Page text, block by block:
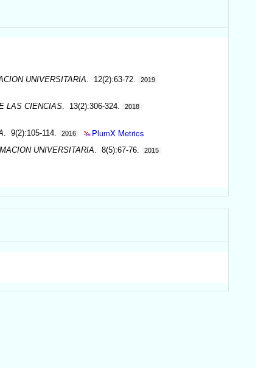
UNIVERSITARIA. 12(2):63-72. 2019
LAS CIENCIAS. 13(2):306-324. 2018
. 9(2):105-114. 2016 PlumX Metrics
UNIVERSITARIA. 8(5):67-76. 2015